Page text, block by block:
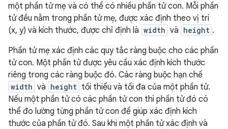
một phần tử mẹ và có thể có nhiều phần tử con. Mỗi phần
tử đều nằm trong phần tử mẹ, được xác định theo vị trí
(x, y) và kích thước, được chỉ định là width và height .
Phần tử mẹ xác định các quy tắc ràng buộc cho các phần
tử con. Một phần tử được yêu cầu xác định kích thước
riêng trong các ràng buộc đó. Các ràng buộc hạn chế
width và height tối thiểu và tối đa của một phần tử.
Nếu một phần tử có các phần tử con thì phần tử đó có
thể đo lường từng phần tử con để giúp xác định kích
thước của phần tử đó. Sau khi một phần tử xác định và